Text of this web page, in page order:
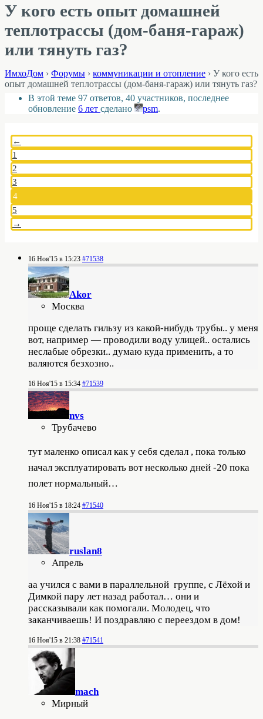
У кого есть опыт домашней
теплотрассы (дом-баня-гараж)
или тянуть газ?
ИмхоДом › Форумы › коммуникации и отопление › У кого есть
опыт домашней теплотрассы (дом-баня-гараж) или тянуть газ?
В этой теме 97 ответов, 40 участников, последнее
обновление 6 лет сделано psm.
←
1
2
3
4
5
→
16 Ноя'15 в 15:23 #71538
Akor
Москва
проще сделать гильзу из какой-нибудь трубы.. у меня
вот, например — проводили воду улицей.. остались
неслабые обрезки.. думаю куда применить, а то
валяются безхозно..
16 Ноя'15 в 15:34 #71539
nvs
Трубачево
тут маленко описал как у себя сделал , пока только
начал эксплуатировать вот несколько дней -20 пока
полет нормальный…
16 Ноя'15 в 18:24 #71540
ruslan8
Апрель
аа учился с вами в параллельной группе, с Лёхой и
Димкой пару лет назад работал… они и
рассказывали как помогали. Молодец, что
заканчиваешь! И поздравляю с переездом в дом!
16 Ноя'15 в 21:38 #71541
mach
Мирный